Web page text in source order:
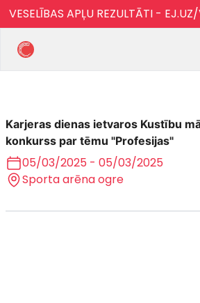
VESELĪBAS APĻU REZULTĀTI -
Karjeras dienas ietvaros Kustību
konkurss par tēmu "Profesijas"
05/03/2025 - 05/03/2025
Sporta arēna ogre